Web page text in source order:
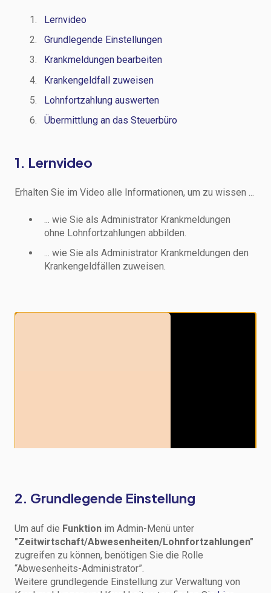
Lernvideo
Grundlegende Einstellungen
Krankmeldungen bearbeiten
Krankengeldfall zuweisen
Lohnfortzahlung auswerten
Übermittlung an das Steuerbüro
1. Lernvideo
Erhalten Sie im Video alle Informationen, um zu wissen ...
... wie Sie als Administrator Krankmeldungen
ohne Lohnfortzahlungen abbilden.
... wie Sie als Administrator Krankmeldungen den
Krankengeldfällen zuweisen.
2. Grundlegende Einstellung
Um auf die Funktion im Admin-Menü unter
"Zeitwirtschaft/Abwesenheiten/Lohnfortzahlungen"
zugreifen zu können, benötigen Sie die Rolle
“Abwesenheits-Administrator”.
Weitere grundlegende Einstellung zur Verwaltung von